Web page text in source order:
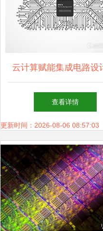
云计算赋能集成电路设
启芯片创新新时代
查看详情
更新时间：2026-08-06 08:57:03